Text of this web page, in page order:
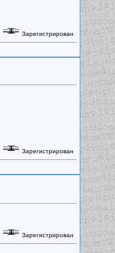
Зарегистрирован
Зарегистрирован
Зарегистрирован